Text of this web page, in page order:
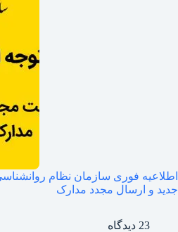
اطلاعیه فوری سازمان نظام
جدید و ارسال مجدد مدارک
23 دیدگاه